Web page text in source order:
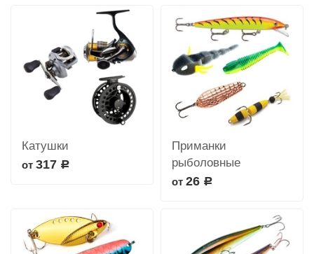
Катушки
от 317 Р
Приманки
рыболовные
от 26 Р